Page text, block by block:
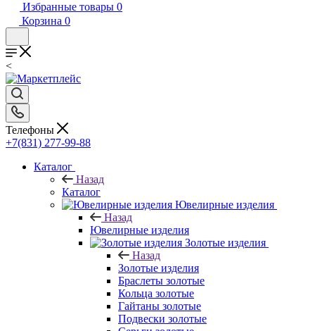
Избранные товары 0
Корзина 0
<
Телефоны
+7(831) 277-99-88
Каталог
Назад
Каталог
Ювелирные изделия
Назад
Ювелирные изделия
Золотые изделия
Назад
Золотые изделия
Браслеты золотые
Кольца золотые
Гайтаны золотые
Подвески золотые